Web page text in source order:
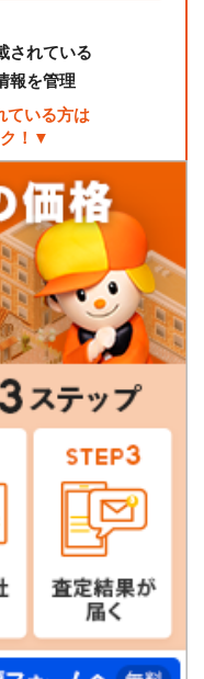
されている
報を管理
ている方は
！▼